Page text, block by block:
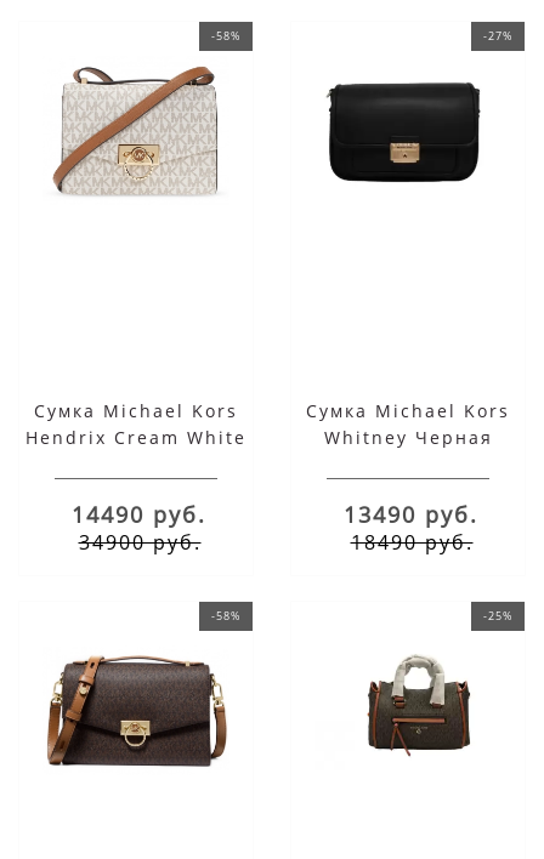
-58%
Сумка Michael Kors
Hendrix Cream White
14490 руб.
34900 руб.
-27%
Сумка Michael Kors
Whitney Черная
13490 руб.
18490 руб.
-58% -25%